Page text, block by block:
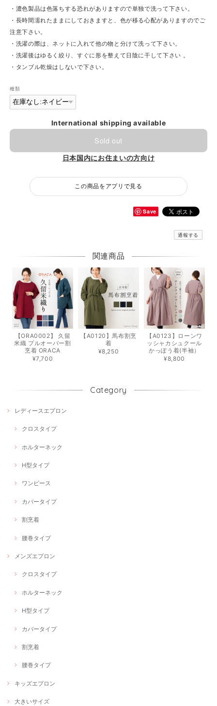
・濃色製品は色落ちする恐れがありますので単独で洗って下さい。
・長時間濡れたままにしておきますと、色が移る心配がありますのでご
注意下さい。
・洗濯の際は、ネットに入れて他の物と分けて洗って下さい。
・洗濯後はゆるく絞り、すぐに形を整えて日陰に干して下さい 。
・タンブル乾燥はしないで下さい。
種類
International shipping available
Sold out
日本国内にお住まいの方向け
この商品をアプリで見る
Save
通報する
関連商品
【ORA0002】 久留
米織 プルオーバー割
烹着 ORACA
¥7,700
【A0120】馬布割烹
着
¥8,250
【A0123】ローンワ
ッシャカシュクール
かっぽう着(半袖）
¥8,800
Category
レディースエプロン
クロスタイプ
ホルターネック
H型タイプ
ワンピース
カバータイプ
割烹着
腰巻タイプ
メンズエプロン
クロスタイプ
ホルターネック
H型タイプ
カバータイプ
割烹着
腰巻タイプ
キッズエプロン
大きいサイズ